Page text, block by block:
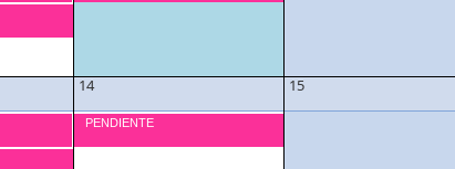
14
PENDIENTE
15